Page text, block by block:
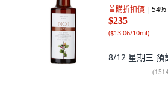
首購折扣價 54%
$235
($13.06/10ml)
8/12 星期三 預
(